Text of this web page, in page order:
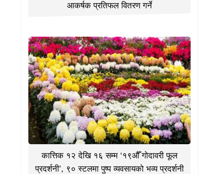
आकर्षक प्रतिफल वितरण गर्ने
कात्तिक १२ देखि १६ सम्म ‘१९औँ गोदावरी फूल
प्रदर्शनी’, ९० स्टलमा पुष्प व्यवसायको भव्य प्रदर्शनी